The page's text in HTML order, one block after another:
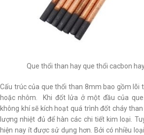
Que thổi than hay que thổi cacbon
Cấu trúc của que thổi than 8mm bao gồm lõi
hoặc nhôm. Khi đốt lửa ở một đầu của
không khí sẽ kích hoạt quá trình đốt cháy
lượng nhiệt đủ để hàn các chi tiết kim loại.
hiện nay ít được sử dụng hơn. Bởi có nhiều